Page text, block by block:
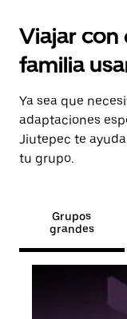
Viajar
familia
Ya sea que
adaptaciones
Jiutepec te
tu grupo.
Grupos
grandes